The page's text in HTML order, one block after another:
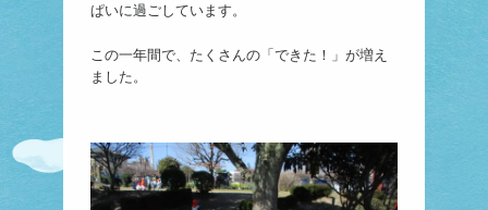
ぱいに過ごしています。
この一年間で、たくさんの「できた！」が増え
ました。